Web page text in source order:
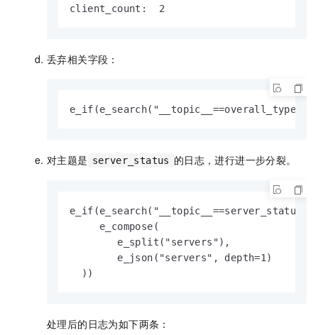
client_count:  2
丢弃相关字段：
对主题是 server_status 的日志，进行进一步分裂。
     e_compose(
        e_split("servers"),
        e_json("servers", depth=1)
  ))
处理后的日志为如下两条：